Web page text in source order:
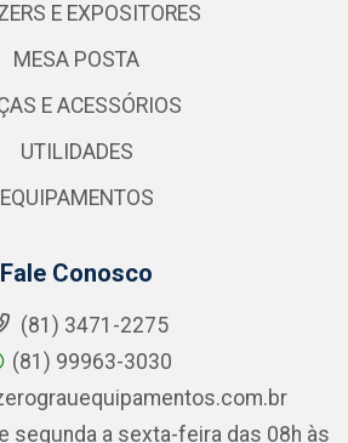
E EXPOSITORES
MESA POSTA
E ACESSÓRIOS
UTILIDADES
EQUIPAMENTOS
Fale Conosco
(81) 3471-2275
(81) 99963-3030
segunda a sexta-feira das 08h às